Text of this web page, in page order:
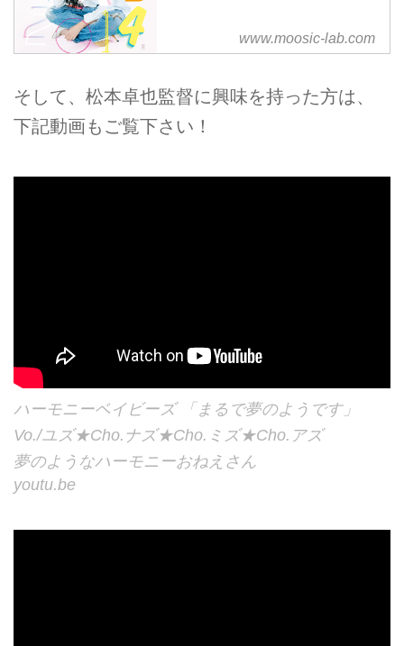
www.moosic-lab.com
そして、松本卓也監督に興味を持った方は、
下記動画もご覧下さい！
ハーモニーベイビーズ 「まるで夢のようです」
Vo./ユズ★Cho.ナズ★Cho.ミズ★Cho.アズ
夢のようなハーモニーおねえさん
youtu.be